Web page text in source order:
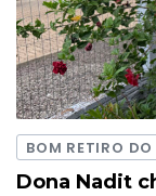
BOM RETIRO DO
Dona Nadit